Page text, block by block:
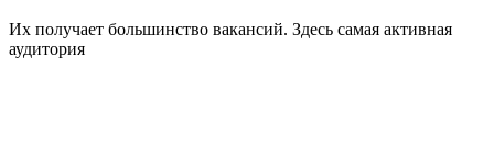
Их получает большинство вакансий. Здесь самая активная
аудитория